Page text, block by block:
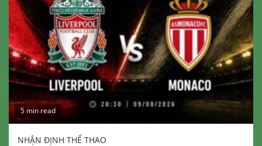
5 min read
NHẬN ĐỊNH THỂ THAO